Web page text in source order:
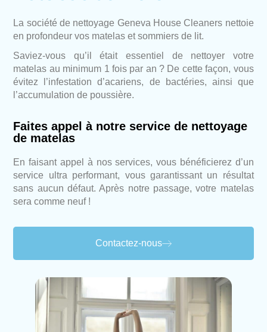
La société de nettoyage Geneva House Cleaners nettoie
en profondeur vos matelas et sommiers de lit.
Saviez-vous qu’il était essentiel de nettoyer votre
matelas au minimum 1 fois par an ? De cette façon, vous
évitez l’infestation d’acariens, de bactéries, ainsi que
l’accumulation de poussière.
Faites appel à notre service de nettoyage
de matelas
En faisant appel à nos services, vous bénéficierez d’un
service ultra performant, vous garantissant un résultat
sans aucun défaut. Après notre passage, votre matelas
sera comme neuf !
Contactez-nous